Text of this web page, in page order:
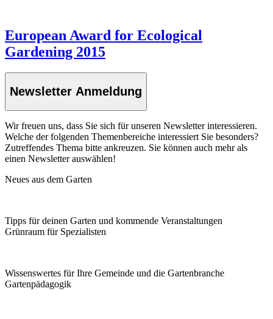
European Award for Ecological
Gardening 2015
Newsletter Anmeldung
Wir freuen uns, dass Sie sich für unseren Newsletter interessieren.
Welche der folgenden Themenbereiche interessiert Sie besonders?
Zutreffendes Thema bitte ankreuzen. Sie können auch mehr als
einen Newsletter auswählen!
Neues aus dem Garten
Tipps für deinen Garten und kommende Veranstaltungen
Grünraum für Spezialisten
Wissenswertes für Ihre Gemeinde und die Gartenbranche
Garten­pädagogik